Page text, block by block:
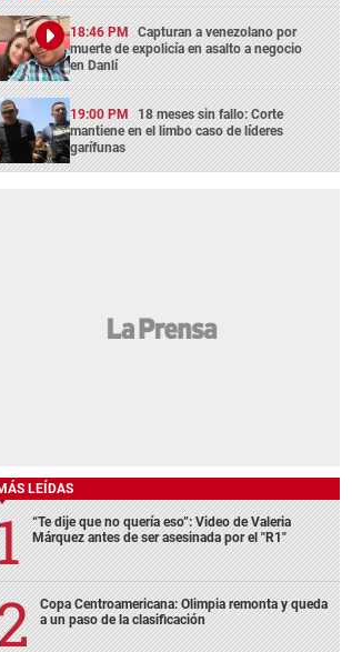
18:46 PM Capturan a venezolano por
muerte de expolicía en asalto a negocio
en Danlí
19:00 PM 18 meses sin fallo: Corte
mantiene en el limbo caso de líderes
garífunas
LEÍDAS
“Te dije que no quería eso”: Video de Valeria
Márquez antes de ser asesinada por el "R1"
Copa Centroamericana: Olimpia remonta y queda
a un paso de la clasificación